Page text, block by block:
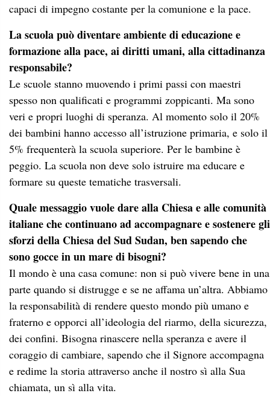
capaci di impegno costante per la comunione e la pace.
La scuola può diventare ambiente di educazione e
formazione alla pace, ai diritti umani, alla cittadinanza
responsabile?
Le scuole stanno muovendo i primi passi con maestri
spesso non qualificati e programmi zoppicanti. Ma sono
veri e propri luoghi di speranza. Al momento solo il 20%
dei bambini hanno accesso all’istruzione primaria, e solo il
5% frequenterà la scuola superiore. Per le bambine è
peggio. La scuola non deve solo istruire ma educare e
formare su queste tematiche trasversali.
Quale messaggio vuole dare alla Chiesa e alle comunità
italiane che continuano ad accompagnare e sostenere gli
sforzi della Chiesa del Sud Sudan, ben sapendo che
sono gocce in un mare di bisogni?
Il mondo è una casa comune: non si può vivere bene in una
parte quando si distrugge e se ne affama un’altra. Abbiamo
la responsabilità di rendere questo mondo più umano e
fraterno e opporci all’ideologia del riarmo, della sicurezza,
dei confini. Bisogna rinascere nella speranza e avere il
coraggio di cambiare, sapendo che il Signore accompagna
e redime la storia attraverso anche il nostro sì alla Sua
chiamata, un sì alla vita.